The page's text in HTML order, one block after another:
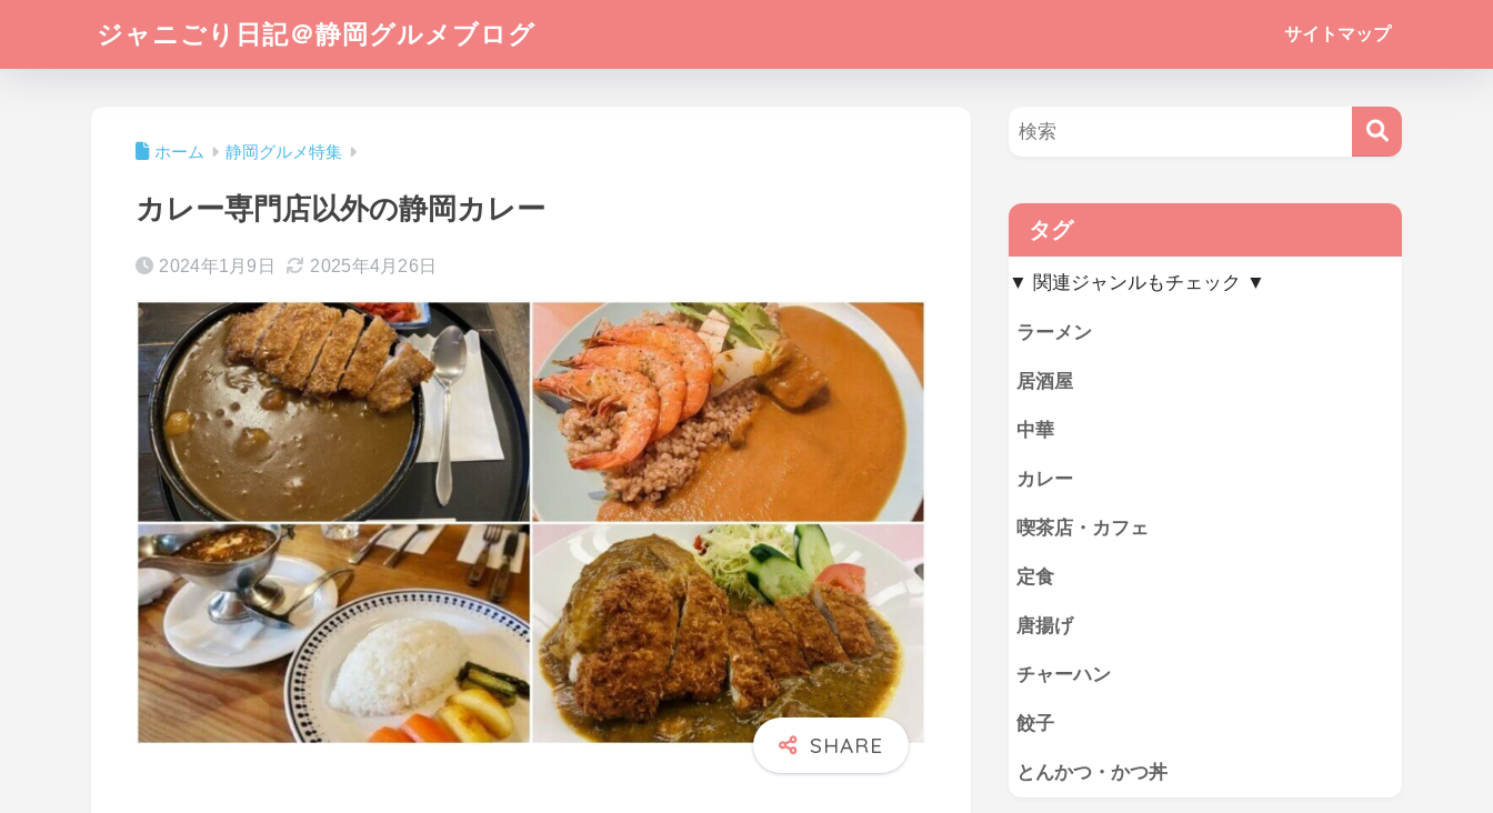
ジャニごり日記＠静岡グルメブログ サイトマップ
ホーム 静岡グルメ特集
カレー専門店以外の静岡カレー
2024年1月9日 2025年4月26日
タグ
▼ 関連ジャンルもチェック ▼
ラーメン
居酒屋
中華
カレー
喫茶店・カフェ
定食
唐揚げ
チャーハン
餃子
とんかつ・かつ丼